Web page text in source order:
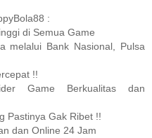
:
di Semua Game
melalui Bank Nasional, Pulsa
!!
Game Berkualitas dan
Pastinya Gak Ribet !!
dan Online 24 Jam